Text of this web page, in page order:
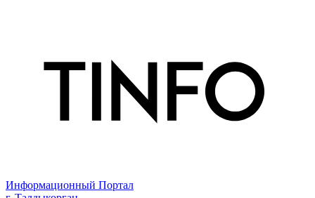
Информационный Портал